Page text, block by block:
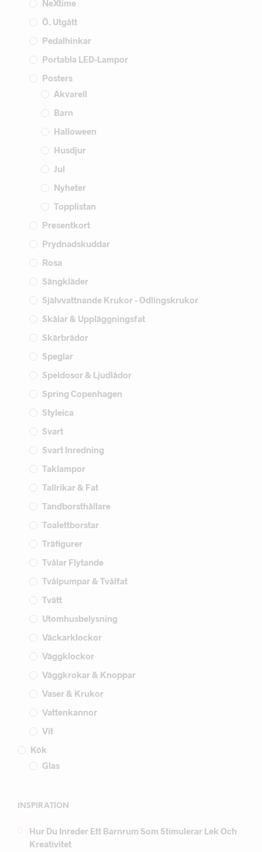
NeXtime
Ö. Utgått
Pedalhinkar
Portabla LED-Lampor
Posters
Akvarell
Barn
Halloween
Husdjur
Jul
Nyheter
Topplistan
Presentkort
Prydnadskuddar
Rosa
Sängkläder
Självvattnande Krukor - Odlingskrukor
Skålar & Uppläggningsfat
Skärbrädor
Speglar
Speldosor & Ljudlådor
Spring Copenhagen
Styleica
Svart
Svart Inredning
Taklampor
Tallrikar & Fat
Tandborsthållare
Toalettborstar
Träfigurer
Tvålar Flytande
Tvålpumpar & Tvålfat
Tvätt
Utomhusbelysning
Väckarklockor
Väggklockor
Väggkrokar & Knoppar
Vaser & Krukor
Vattenkannor
Vit
Kök
Glas
INSPIRATION
Hur Du Inreder Ett Barnrum Som Stimulerar Lek Och
Kreativitet